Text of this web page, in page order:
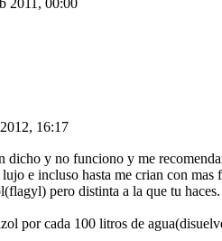
2011, 00:00
16:17
dicho y no funciono y me
e incluso hasta me crian con mas
pero distinta a la que tu haces.
por cada 100 litros de